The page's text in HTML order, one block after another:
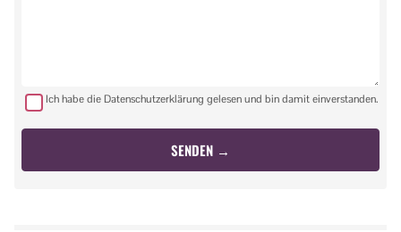
Ich habe die Datenschutzerklärung gelesen und bin damit einverstanden.